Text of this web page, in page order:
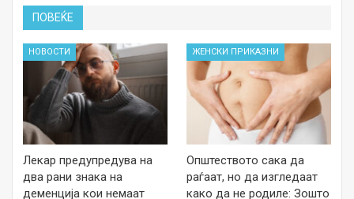
ПОВЕЌЕ
НОВОСТИ
Лекар предупредува на
два рани знака на
деменција кои немаат
ЖЕНСКИ ПРИКАЗНИ
Општеството сака да
раѓаат, но да изгледаат
како да не родиле: Зошто